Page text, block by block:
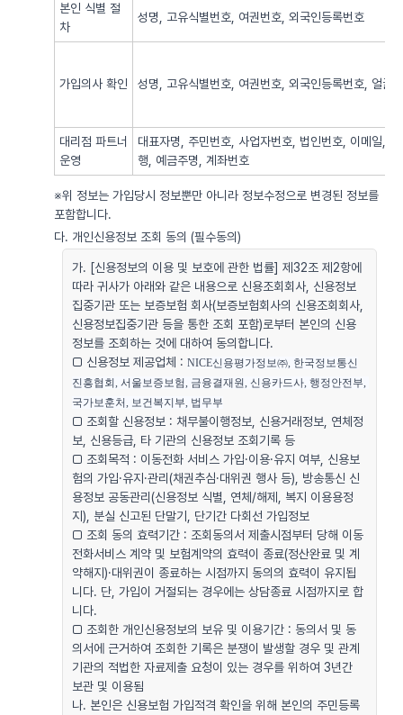
본인 식별 절
차
성명, 고유식별번호, 여권번호, 외국인등록번호
가입의사 확인 성명, 고유식별번호, 여권번호, 외국인등록번호, 얼굴
대리점 파트너
운영
대표자명, 주민번호, 사업자번호, 법인번호, 이메일,
행, 예금주명, 계좌번호
※위 정보는 가입당시 정보뿐만 아니라 정보수정으로 변경된 정보를
포함합니다.
다. 개인신용정보 조회 동의 (필수동의)
가. [신용정보의 이용 및 보호에 관한 법률] 제32조 제2항에
따라 귀사가 아래와 같은 내용으로 신용조회회사, 신용정보
집중기관 또는 보증보험 회사(보증보험회사의 신용조회회사,
신용정보집중기관 등을 통한 조회 포함)로부터 본인의 신용
정보를 조회하는 것에 대하여 동의합니다.
□ 신용정보 제공업체 :NICE신용평가정보㈜, 한국정보통신
진흥협회, 서울보증보험, 금융결재원, 신용카드사, 행정안전부,
국가보훈처, 보건복지부, 법무부
□ 조회할 신용정보 : 채무불이행정보, 신용거래정보, 연체정
보, 신용등급, 타 기관의 신용정보 조회기록 등
□ 조회목적 : 이동전화 서비스 가입·이용·유지 여부, 신용보
험의 가입·유지·관리(채권추심·대위권 행사 등), 방송통신 신
용정보 공동관리(신용정보 식별, 연체/해제, 복지 이용용정
지), 분실 신고된 단말기, 단기간 다회선 가입정보
□ 조회 동의 효력기간 : 조회동의서 제출시점부터 당해 이동
전화서비스 계약 및 보험계약의 효력이 종료(정산완료 및 계
약해지)·대위권이 종료하는 시점까지 동의의 효력이 유지됩
니다. 단, 가입이 거절되는 경우에는 상담종료 시점까지로 합
니다.
□ 조회한 개인신용정보의 보유 및 이용기간 : 동의서 및 동
의서에 근거하여 조회한 기록은 분쟁이 발생할 경우 및 관계
기관의 적법한 자료제출 요청이 있는 경우를 위하여 3년간
보관 및 이용됨
나. 본인은 신용보험 가입적격 확인을 위해 본인의 주민등록